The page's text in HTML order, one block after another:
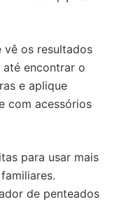
vê os resultados
encontrar o
e aplique
com acessórios
para usar mais
de penteados